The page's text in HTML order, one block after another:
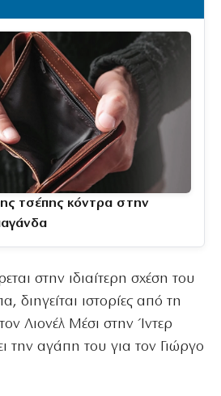
τσέπης κόντρα στην
στην ιδιαίτερη σχέση του
διηγείται ιστορίες από τη
Λιονέλ Μέσι στην Ίντερ
την αγάπη του για τον Γιώργο